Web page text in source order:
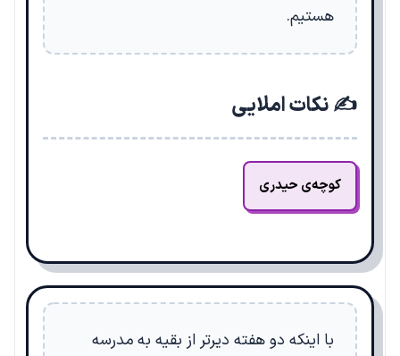
هستیم.
✍️ نکات املایی
کوچه‌ی حیدری
با اینکه دو هفته دیرتر از بقیه به مدرسه